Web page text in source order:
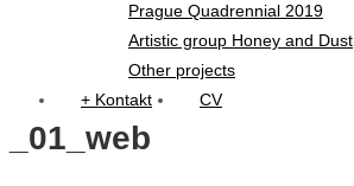
Prague Quadrennial 2019
Artistic group Honey and Dust
Other projects
+ Kontakt
CV
_01_web